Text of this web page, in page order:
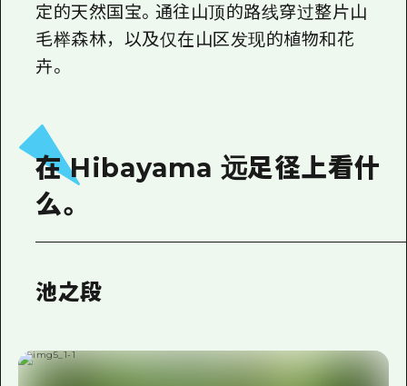
定的天然国宝。通往山顶的路线穿过整片山
毛榉森林，以及仅在山区发现的植物和花
卉。
在 Hibayama 远足径上看什
么。
池之段